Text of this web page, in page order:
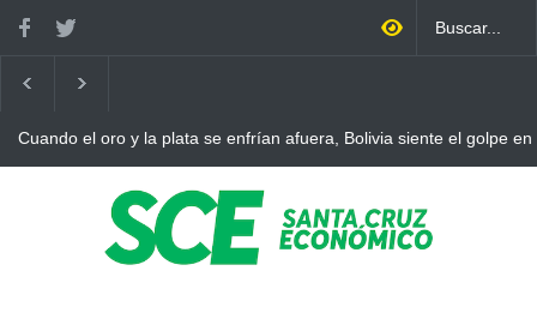
Cuando el oro y la plata se enfrían afuera, Bolivia siente el golpe en